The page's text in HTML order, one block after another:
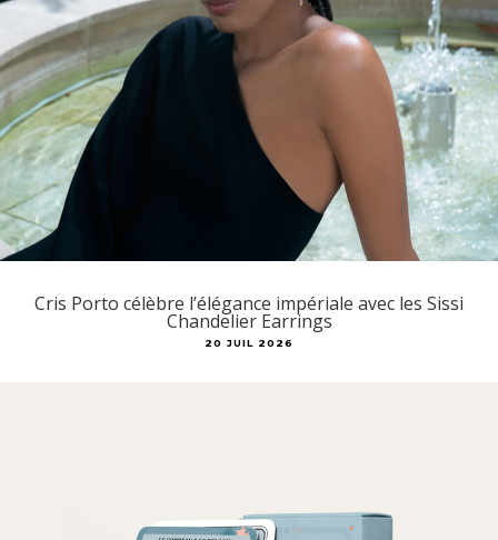
Cris Porto célèbre l’élégance impériale avec les Sissi
Chandelier Earrings
20 JUIL 2026